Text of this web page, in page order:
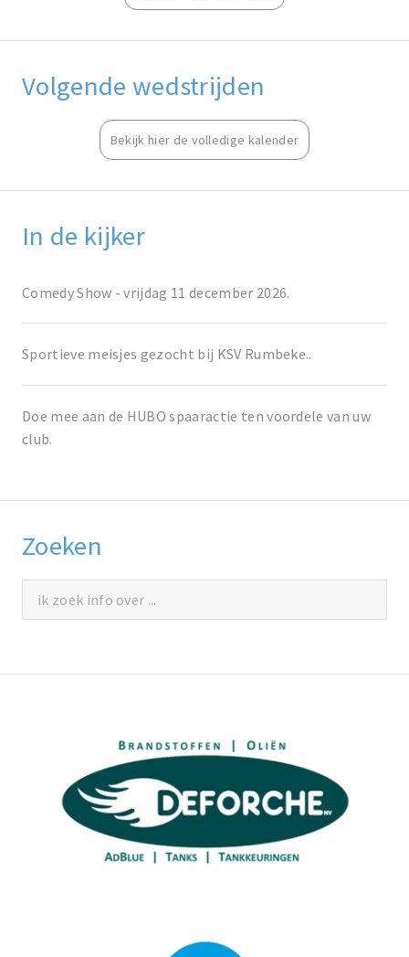
Volgende wedstrijden
Bekijk hier de volledige kalender
In de kijker
Comedy Show - vrijdag 11 december 2026.
Sportieve meisjes gezocht bij KSV Rumbeke..
Doe mee aan de HUBO spaaractie ten voordele van uw
club.
Zoeken